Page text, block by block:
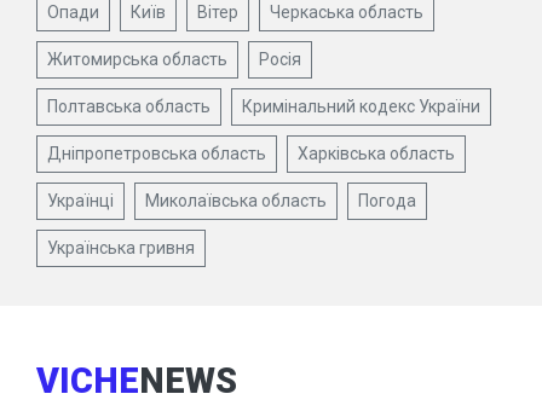
Опади Київ Вітер Черкаська область
Житомирська область Росія
Полтавська область Кримінальний кодекс України
Дніпропетровська область Харківська область
Українці Миколаївська область Погода
Українська гривня
VICHENEWS